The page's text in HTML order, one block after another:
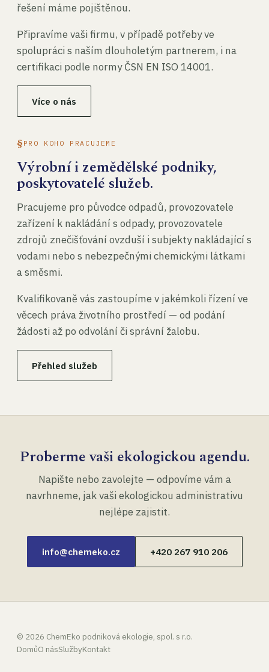
řešení máme pojištěnou.
Připravíme vaši firmu, v případě potřeby ve
spolupráci s naším dlouholetým partnerem, i na
certifikaci podle normy ČSN EN ISO 14001.
Více o nás
PRO KOHO PRACUJEME
Výrobní i zemědělské podniky,
poskytovatelé služeb.
Pracujeme pro původce odpadů, provozovatele
zařízení k nakládání s odpady, provozovatele
zdrojů znečišťování ovzduší i subjekty nakládající s
vodami nebo s nebezpečnými chemickými látkami
a směsmi.
Kvalifikovaně vás zastoupíme v jakémkoli řízení ve
věcech práva životního prostředí — od podání
žádosti až po odvolání či správní žalobu.
Přehled služeb
Proberme vaši ekologickou agendu.
Napište nebo zavolejte — odpovíme vám a
navrhneme, jak vaši ekologickou administrativu
nejlépe zajistit.
info@chemeko.cz +420 267 910 206
© 2026 ChemEko podniková ekologie, spol. s r.o.
DomůO násSlužbyKontakt